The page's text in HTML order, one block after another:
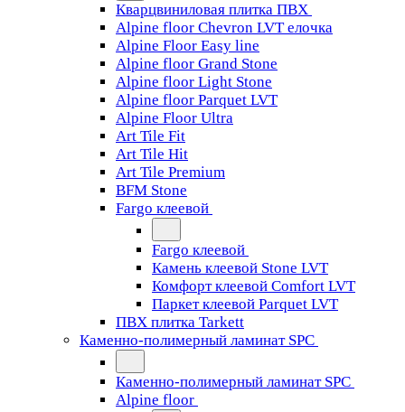
Кварцвиниловая плитка ПВХ
Alpine floor Chevron LVT елочка
Alpine Floor Easy line
Alpine floor Grand Stone
Alpine floor Light Stone
Alpine floor Parquet LVT
Alpine Floor Ultra
Art Tile Fit
Art Tile Hit
Art Tile Premium
BFM Stone
Fargo клеевой
Fargo клеевой
Камень клеевой Stone LVT
Комфорт клеевой Comfort LVT
Паркет клеевой Parquet LVT
ПВХ плитка Tarkett
Каменно-полимерный ламинат SPC
Каменно-полимерный ламинат SPC
Alpine floor